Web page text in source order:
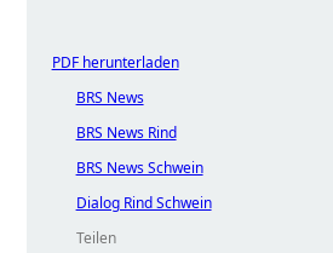
PDF herunterladen
BRS News
BRS News Rind
BRS News Schwein
Dialog Rind Schwein
Teilen